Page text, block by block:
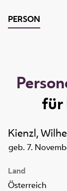
PERSON
für
Kienzl,
geb. 7.
Land
Österreich